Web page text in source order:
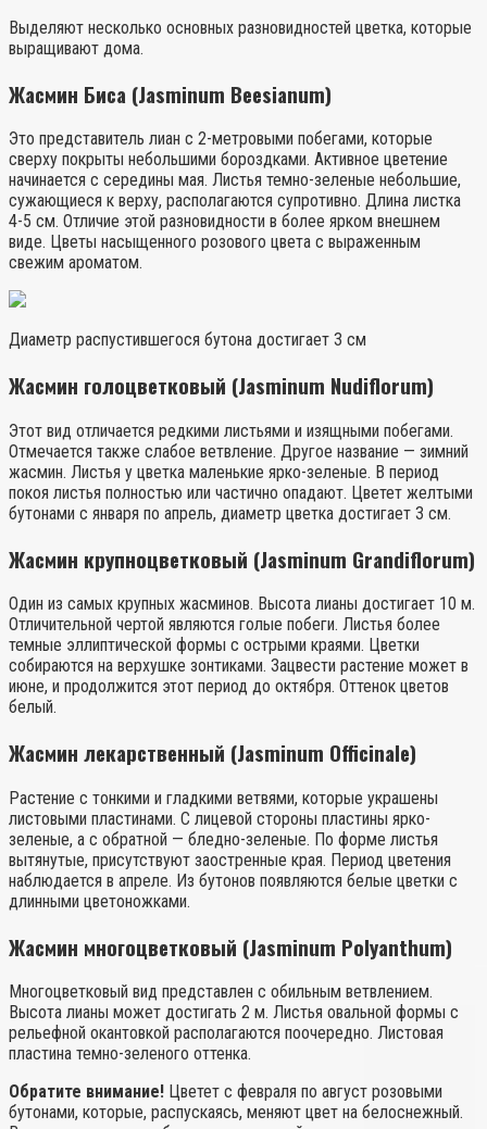
Выделяют несколько основных разновидностей цветка, которые
выращивают дома.
Жасмин Биса (Jasminum Beesianum)
Это представитель лиан с 2-метровыми побегами, которые
сверху покрыты небольшими бороздками. Активное цветение
начинается с середины мая. Листья темно-зеленые небольшие,
сужающиеся к верху, располагаются супротивно. Длина листка
4-5 см. Отличие этой разновидности в более ярком внешнем
виде. Цветы насыщенного розового цвета с выраженным
свежим ароматом.
Диаметр распустившегося бутона достигает 3 см
Жасмин голоцветковый (Jasminum Nudiflorum)
Этот вид отличается редкими листьями и изящными побегами.
Отмечается также слабое ветвление. Другое название — зимний
жасмин. Листья у цветка маленькие ярко-зеленые. В период
покоя листья полностью или частично опадают. Цветет желтыми
бутонами с января по апрель, диаметр цветка достигает 3 см.
Жасмин крупноцветковый (Jasminum Grandiflorum)
Один из самых крупных жасминов. Высота лианы достигает 10 м.
Отличительной чертой являются голые побеги. Листья более
темные эллиптической формы с острыми краями. Цветки
собираются на верхушке зонтиками. Зацвести растение может в
июне, и продолжится этот период до октября. Оттенок цветов
белый.
Жасмин лекарственный (Jasminum Officinale)
Растение с тонкими и гладкими ветвями, которые украшены
листовыми пластинами. С лицевой стороны пластины ярко-
зеленые, а с обратной — бледно-зеленые. По форме листья
вытянутые, присутствуют заостренные края. Период цветения
наблюдается в апреле. Из бутонов появляются белые цветки с
длинными цветоножками.
Жасмин многоцветковый (Jasminum Polyanthum)
Многоцветковый вид представлен с обильным ветвлением.
Высота лианы может достигать 2 м. Листья овальной формы с
рельефной окантовкой располагаются поочередно. Листовая
пластина темно-зеленого оттенка.
Обратите внимание! Цветет с февраля по август розовыми
бутонами, которые, распускаясь, меняют цвет на белоснежный.